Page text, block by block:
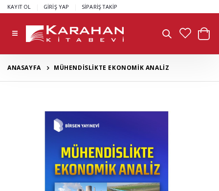
KAYIT OL GİRİŞ YAP SİPARİŞ TAKİP
ANASAYFA MÜHENDİSLİKTE EKONOMİK ANALİZ